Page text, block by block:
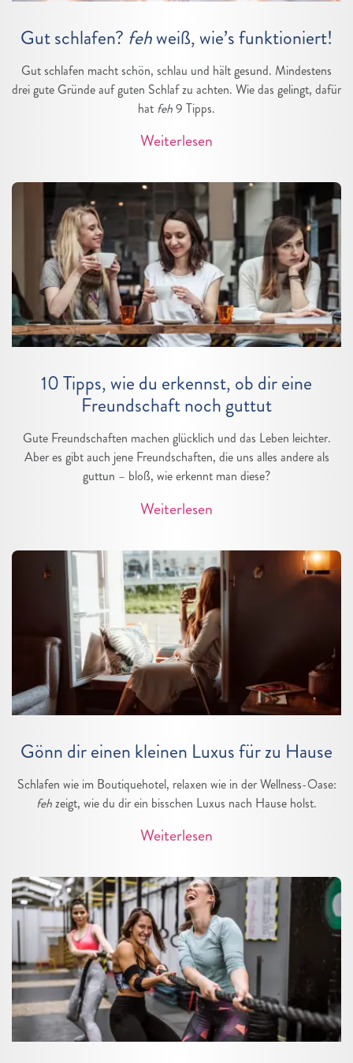
Gut schlafen? fehweiß, wie’s funktioniert!
Gut schlafen macht schön, schlau und hält gesund. Mindestens
drei gute Gründe auf guten Schlaf zu achten. Wie das gelingt, dafür
hat feh9 Tipps.
Weiterlesen
10 Tipps, wie du erkennst, ob dir eine
Freundschaft noch guttut
Gute Freundschaften machen glücklich und das Leben leichter.
Aber es gibt auch jene Freundschaften, die uns alles andere als
guttun – bloß, wie erkennt man diese?
Weiterlesen
Gönn dir einen kleinen Luxus für zu Hause
Schlafen wie im Boutiquehotel, relaxen wie in der Wellness-Oase:
fehzeigt, wie du dir ein bisschen Luxus nach Hause holst.
Weiterlesen